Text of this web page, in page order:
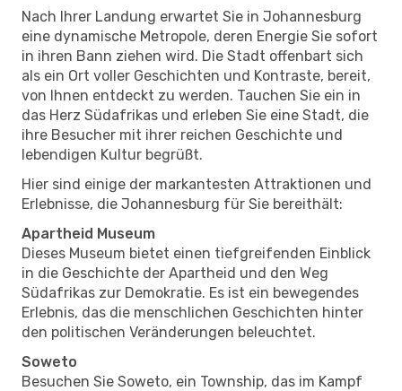
Nach Ihrer Landung erwartet Sie in Johannesburg
eine dynamische Metropole, deren Energie Sie sofort
in ihren Bann ziehen wird. Die Stadt offenbart sich
als ein Ort voller Geschichten und Kontraste, bereit,
von Ihnen entdeckt zu werden. Tauchen Sie ein in
das Herz Südafrikas und erleben Sie eine Stadt, die
ihre Besucher mit ihrer reichen Geschichte und
lebendigen Kultur begrüßt.
Hier sind einige der markantesten Attraktionen und
Erlebnisse, die Johannesburg für Sie bereithält:
Apartheid Museum
Dieses Museum bietet einen tiefgreifenden Einblick
in die Geschichte der Apartheid und den Weg
Südafrikas zur Demokratie. Es ist ein bewegendes
Erlebnis, das die menschlichen Geschichten hinter
den politischen Veränderungen beleuchtet.
Soweto
Besuchen Sie Soweto, ein Township, das im Kampf